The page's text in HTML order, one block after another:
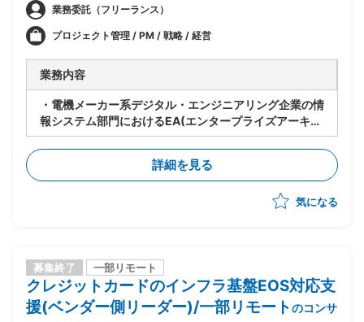
業務委託（フリーランス）
プロジェクト管理 / PM / 戦略 / 経営
業務内容
・電機メーカー系デジタル・エンジニアリング企業の情
報システム部門におけるEA(エンタープライズアーキテ
クチャ)支援
・EAコンサルタントとしての全社IT最適化、システム
・EAフレームワークの策定、As-Is/To-Beアーキテク
詳細を見る
気になる
募集終了 一部リモート
クレジットカードのインフラ基盤EOS対応支
援(ベンダー側リーダー)/一部リモートのコンサ